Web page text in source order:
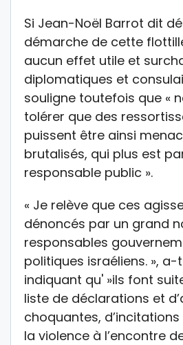
Si Jean-Noël Barrot dit
démarche de cette
aucun effet utile et
diplomatiques et
souligne toutefois que «
tolérer que des
puissent être ainsi
brutalisés, qui plus est
responsable public ».
« Je relève que ces
dénoncés par un grand
responsables
politiques israéliens. »,
indiquant qu' »ils font
liste de déclarations et
choquantes,
la violence à l’encontre